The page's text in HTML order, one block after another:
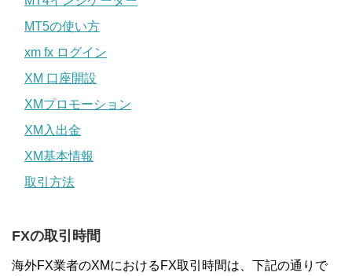
MT5の使い方
xm fx ログイン
XM 口座開設
XMプロモーション
XM入出金
XM基本情報
取引方法
FXの取引時間
海外FX業者のXMにおけるFX取引時間は、下記の通りで